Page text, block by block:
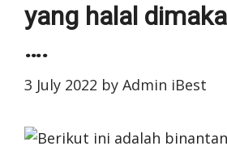
yang halal
….
3 July 2022 by Admin iBest